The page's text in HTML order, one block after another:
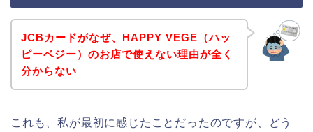
JCBカードがなぜ、HAPPY VEGE（ハッ
ピーベジー）のお店で使えない理由が全く
分からない
これも、私が最初に感じたことだったのですが、どう